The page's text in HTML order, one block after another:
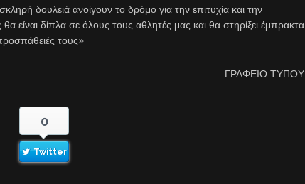
δουλειά ανοίγουν το δρόμο για την επιτυχία και την
είναι δίπλα σε όλους τους αθλητές μας και θα στηρίξει έμπρακτα
τους».
ΓΡΑΦΕΙΟ ΤΥΠΟΥ
0
Twitter